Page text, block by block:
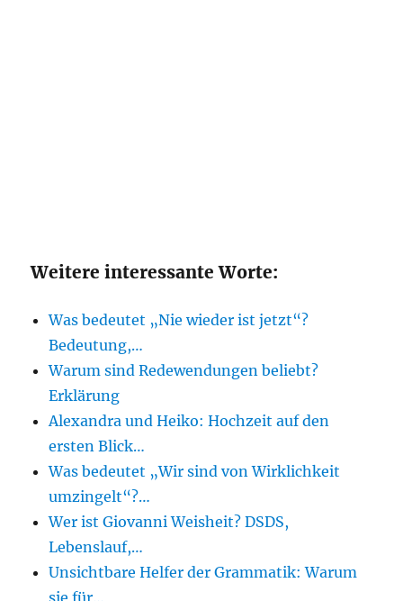
Weitere interessante Worte:
Was bedeutet „Nie wieder ist jetzt“?
Bedeutung,…
Warum sind Redewendungen beliebt?
Erklärung
Alexandra und Heiko: Hochzeit auf den
ersten Blick…
Was bedeutet „Wir sind von Wirklichkeit
umzingelt“?…
Wer ist Giovanni Weisheit? DSDS,
Lebenslauf,…
Unsichtbare Helfer der Grammatik: Warum
sie für…